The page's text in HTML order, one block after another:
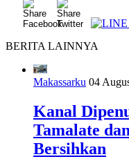
BERITA LAINNYA
Makassarku 04
Kanal
Tamalate
Bersihkan